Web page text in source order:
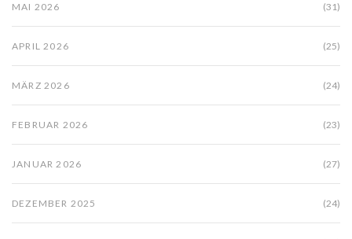
MAI 2026 (31)
APRIL 2026 (25)
MÄRZ 2026 (24)
FEBRUAR 2026 (23)
JANUAR 2026 (27)
DEZEMBER 2025 (24)